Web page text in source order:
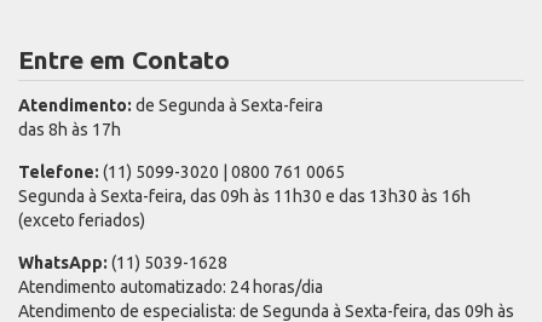
Entre em Contato
Atendimento: de Segunda à Sexta-feira
das 8h às 17h
Telefone: (11) 5099-3020 | 0800 761 0065
Segunda à Sexta-feira, das 09h às 11h30 e das 13h30 às 16h
(exceto feriados)
WhatsApp: (11) 5039-1628
Atendimento automatizado: 24 horas/dia
Atendimento de especialista: de Segunda à Sexta-feira, das 09h às